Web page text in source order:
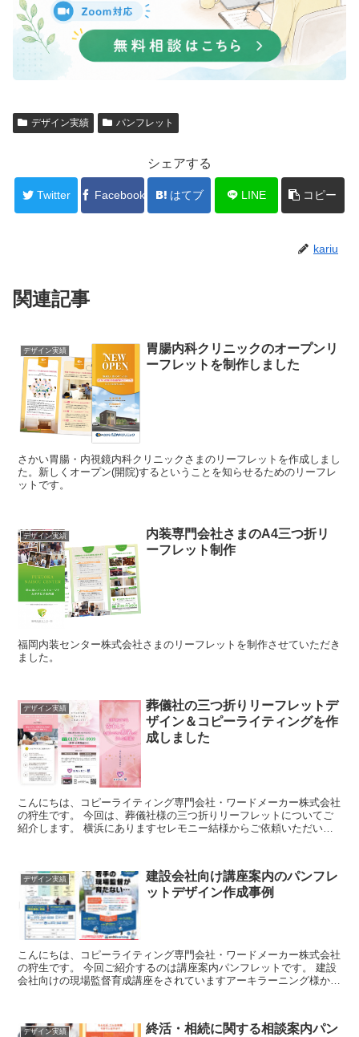
デザイン実績 パンフレット
シェアする
Twitter Facebook はてブ LINE コピー
kariu
関連記事
デザイン実績
胃腸内科クリニックのオープンリ
ーフレットを制作しました
さかい胃腸・内視鏡内科クリニックさまのリーフレットを作成しまし
た。新しくオープン(開院)するということを知らせるためのリーフレ
ットです。
デザイン実績
内装専門会社さまのA4三つ折リ
ーフレット制作
福岡内装センター株式会社さまのリーフレットを制作させていただき
ました。
デザイン実績
葬儀社の三つ折りリーフレットデ
ザイン＆コピーライティングを作
成しました
こんにちは、コピーライティング専門会社・ワードメーカー株式会社
の狩生です。 今回は、葬儀社様の三つ折りリーフレットについてご
紹介します。 横浜にありますセレモニー結様からご依頼いただい
デザイン実績
建設会社向け講座案内のパンフレ
ットデザイン作成事例
こんにちは、コピーライティング専門会社・ワードメーカー株式会社
の狩生です。 今回ご紹介するのは講座案内パンフレットです。 建設
会社向けの現場監督育成講座をされていますアーキラーニング様から
デザイン実績
終活・相続に関する相談案内パン